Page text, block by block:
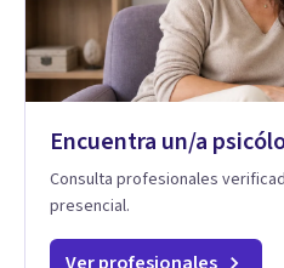
Encuentra un/a
Consulta profesionales
presencial.